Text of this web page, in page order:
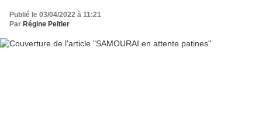
Publié le 03/04/2022 à 11:21
Par Régine Peltier